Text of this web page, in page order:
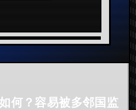
何？容易被多邻国监